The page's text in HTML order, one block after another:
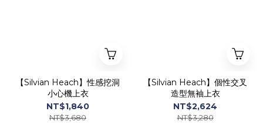
【Silvian Heach】性感挖洞
小心機上衣
NT$1,840
NT$3,680
【Silvian Heach】個性交叉
造型無袖上衣
NT$2,624
NT$3,280